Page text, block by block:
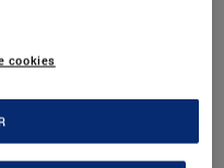
la coyuntura por
escenarios producen
su máxima expresión.
cookies